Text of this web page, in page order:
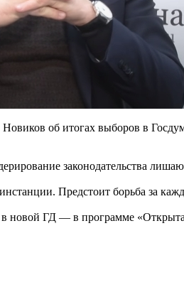
об итогах выборов в
законодательства
Предстоит борьба за
новой ГД — в программе